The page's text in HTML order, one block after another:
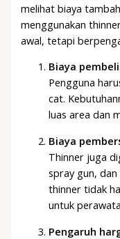
melihat biaya
menggunakan
awal, tetapi
Biaya
Pengguna
cat.
luas area dan
Biaya
Thinner juga
spray gun,
thinner tidak
untuk
Pengaruh